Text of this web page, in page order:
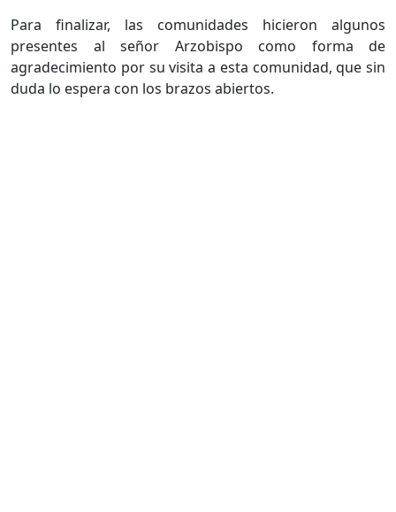
Para finalizar, las comunidades hicieron algunos
presentes al señor Arzobispo como forma de
agradecimiento por su visita a esta comunidad, que sin
duda lo espera con los brazos abiertos.